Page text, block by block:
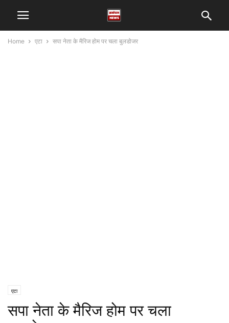
Home एटा सपा नेता के मैरिज होम पर चला बुलडोजर
एटा
सपा नेता के मैरिज होम पर चला